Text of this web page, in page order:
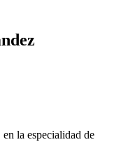
la especialidad de